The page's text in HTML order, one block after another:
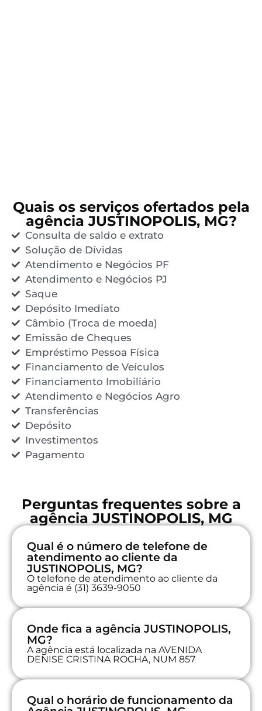
Quais os serviços ofertados pela
agência JUSTINOPOLIS, MG?
Consulta de saldo e extrato
Solução de Dívidas
Atendimento e Negócios PF
Atendimento e Negócios PJ
Saque
Depósito Imediato
Câmbio (Troca de moeda)
Emissão de Cheques
Empréstimo Pessoa Física
Financiamento de Veículos
Financiamento Imobiliário
Atendimento e Negócios Agro
Transferências
Depósito
Investimentos
Pagamento
Perguntas frequentes sobre a
agência JUSTINOPOLIS, MG
Qual é o número de telefone de
atendimento ao cliente da
JUSTINOPOLIS, MG?
O telefone de atendimento ao cliente da
agência é (31) 3639-9050
Onde fica a agência JUSTINOPOLIS,
MG?
A agência está localizada na AVENIDA
DENISE CRISTINA ROCHA, NUM 857
Qual o horário de funcionamento da